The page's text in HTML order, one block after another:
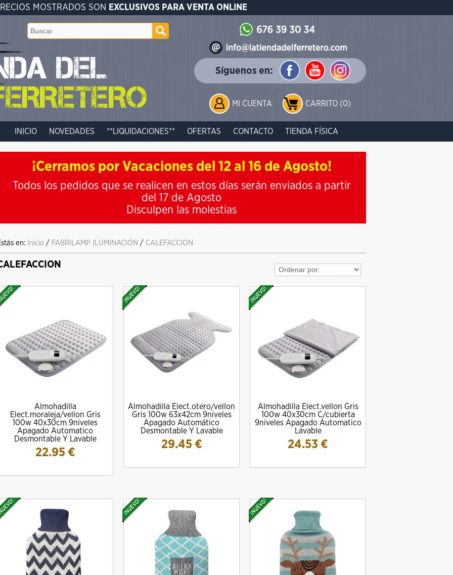
MOSTRADOS SON EXCLUSIVOS PARA VENTA ONLINE
Síguenos en:
MI CUENTA CARRITO (0)
INICIO NOVEDADES **LIQUIDACIONES** OFERTAS CONTACTO TIENDA FÍSICA
¡Cerramos por Vacaciones del 12 al 16 de Agosto!
Todos los pedidos que se realicen en estos días serán enviados a partir
del 17 de Agosto
Disculpen las molestias
en: Inicio / FABRILAMP ILUMINACIÓN / CALEFACCION
Almohadilla
Elect.moraleja/vellon Gris
100w 40x30cm 9niveles
Apagado Automatico
Desmontable Y Lavable
22.95 €
Almohadilla Elect.otero/vellon
Gris 100w 63x42cm 9niveles
Apagado Automático
Desmontable Y Lavable
29.45 €
Almohadilla Elect.vellon Gris
100w 40x30cm C/cubierta
9niveles Apagado Automatico
Lavable
24.53 €